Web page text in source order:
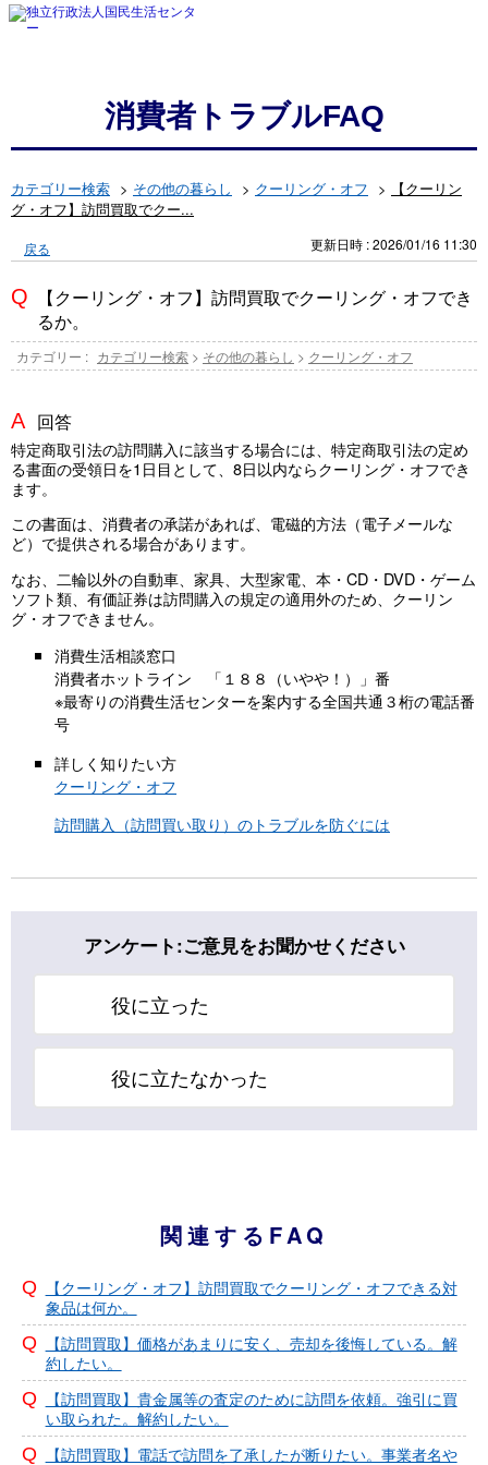
消費者トラブルFAQ
カテゴリー検索 > その他の暮らし > クーリング・オフ >
【クーリン
グ・オフ】訪問買取でクー...
戻る 更新日時 : 2026/01/16 11:30
【クーリング・オフ】訪問買取でクーリング・オフでき
るか。
カテゴリー : カテゴリー検索 > その他の暮らし > クーリング・オフ
回答
特定商取引法の訪問購入に該当する場合には、特定商取引法の定め
る書面の受領日を1日目として、8日以内ならクーリング・オフでき
ます。
この書面は、消費者の承諾があれば、電磁的方法（電子メールな
ど）で提供される場合があります。
なお、二輪以外の自動車、家具、大型家電、本・CD・DVD・ゲーム
ソフト類、有価証券は訪問購入の規定の適用外のため、クーリン
グ・オフできません。
消費生活相談窓口
消費者ホットライン 「１８８（いやや！）」番
※最寄りの消費生活センターを案内する全国共通３桁の電話番
号
詳しく知りたい方
クーリング・オフ
訪問購入（訪問買い取り）のトラブルを防ぐには
アンケート:ご意見をお聞かせください
役に立った
役に立たなかった
関連するFAQ
【クーリング・オフ】訪問買取でクーリング・オフできる対
象品は何か。
【訪問買取】価格があまりに安く、売却を後悔している。解
約したい。
【訪問買取】貴金属等の査定のために訪問を依頼。強引に買
い取られた。解約したい。
【訪問買取】電話で訪問を了承したが断りたい。事業者名や